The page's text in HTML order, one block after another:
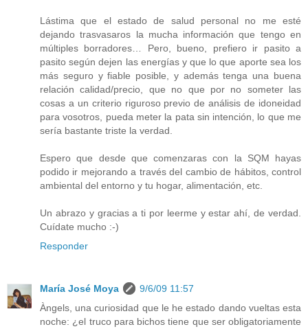
Lástima que el estado de salud personal no me esté
dejando trasvasaros la mucha información que tengo en
múltiples borradores… Pero, bueno, prefiero ir pasito a
pasito según dejen las energías y que lo que aporte sea los
más seguro y fiable posible, y además tenga una buena
relación calidad/precio, que no que por no someter las
cosas a un criterio riguroso previo de análisis de idoneidad
para vosotros, pueda meter la pata sin intención, lo que me
sería bastante triste la verdad.
Espero que desde que comenzaras con la SQM hayas
podido ir mejorando a través del cambio de hábitos, control
ambiental del entorno y tu hogar, alimentación, etc.
Un abrazo y gracias a ti por leerme y estar ahí, de verdad.
Cuídate mucho :-)
Responder
María José Moya
9/6/09 11:57
Àngels, una curiosidad que le he estado dando vueltas esta
noche: ¿el truco para bichos tiene que ser obligatoriamente